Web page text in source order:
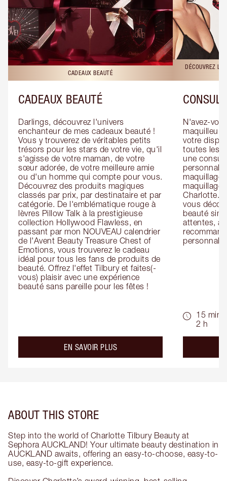
CADEAUX BEAUTÉ
CADEAUX BEAUTÉ
Darlings, découvrez l'univers
enchanteur de mes cadeaux beauté !
Vous y trouverez de véritables petits
trésors pour les stars de votre vie, qu'il
s'agisse de votre maman, de votre
sœur adorée, de votre meilleure amie
ou d'un homme qui compte pour vous.
Découvrez des produits magiques
classés par prix, par destinataire et par
catégorie. De l'emblématique rouge à
lèvres Pillow Talk à la prestigieuse
collection Hollywood Flawless, en
passant par mon NOUVEAU calendrier
de l'Avent Beauty Treasure Chest of
Emotions, vous trouverez le cadeau
idéal pour tous les fans de produits de
beauté. Offrez l'effet Tilbury et faites(-
vous) plaisir avec une expérience
beauté sans pareille pour les fêtes !
EN SAVOIR PLUSabout the
DÉCOUVREZ
N'avez-
maquilleur
votre
toutes les
une
maquillage
maquillage
Charlotte.
vous
beauté
attentes,
15 min -
2 h
ABOUT THIS STORE
Step into the world of Charlotte Tilbury Beauty at
Sephora AUCKLAND! Your ultimate beauty destination in
AUCKLAND awaits, offering an easy-to-choose, easy-to-
use, easy-to-gift experience.